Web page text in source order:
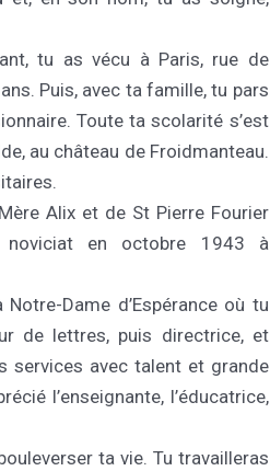
tu as vécu à Paris, rue de
Puis, avec ta famille, tu pars
Toute ta scolarité s’est
au château de Froidmanteau.
Alix et de St Pierre Fourier
en octobre 1943 à
Dame d’Espérance où tu
de lettres, puis directrice, et
services avec talent et grande
l’enseignante, l’éducatrice,
ta vie. Tu travailleras